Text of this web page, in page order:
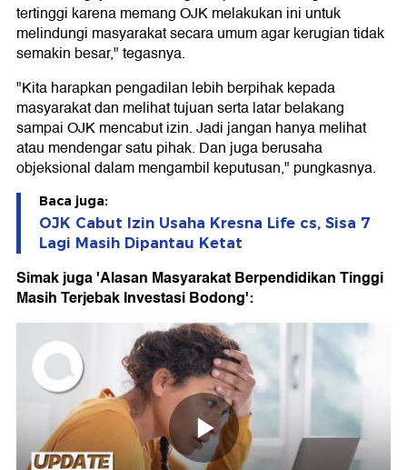
tertinggi karena memang OJK melakukan ini untuk
melindungi masyarakat secara umum agar kerugian tidak
semakin besar," tegasnya.
"Kita harapkan pengadilan lebih berpihak kepada
masyarakat dan melihat tujuan serta latar belakang
sampai OJK mencabut izin. Jadi jangan hanya melihat
atau mendengar satu pihak. Dan juga berusaha
objeksional dalam mengambil keputusan," pungkasnya.
Baca juga:
OJK Cabut Izin Usaha Kresna Life cs, Sisa 7
Lagi Masih Dipantau Ketat
Simak juga 'Alasan Masyarakat Berpendidikan Tinggi
Masih Terjebak Investasi Bodong':